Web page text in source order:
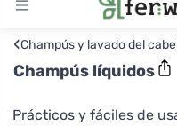
‹Champús y lavado del
Champús líquidos
Prácticos y fáciles de